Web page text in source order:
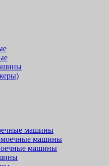
машины
машины
машины